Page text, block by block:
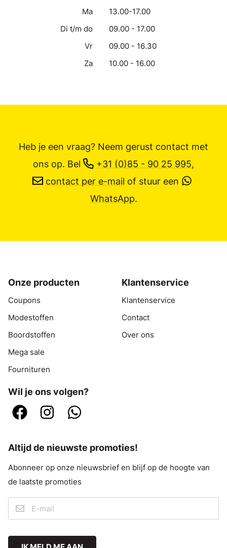
Ma
13.00-17.00
Di t/m do
09.00 - 17.00
Vr
09.00 - 16.30
Za
10.00 - 16.00
Heb je een vraag? Neem gerust contact met
ons op. Bel +31 (0)85 - 90 25 995,
contact per e-mail of stuur een
WhatsApp.
Onze producten
Coupons
Modestoffen
Boordstoffen
Mega sale
Fournituren
Klantenservice
Klantenservice
Contact
Over ons
Wil je ons volgen?
Altijd de nieuwste promoties!
Abonneer op onze nieuwsbrief en blijf op de hoogte van
de laatste promoties